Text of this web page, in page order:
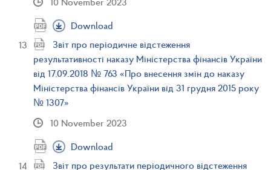
Download
Звіт про періодичне відстеження
результативності наказу Міністерства фінансів України
від 17.09.2018 № 763 «Про внесення змін до наказу
Міністерства фінансів України від 31 грудня 2015 року
№ 1307»
10 November 2023
Download
Звіт про результати періодичного відстеження